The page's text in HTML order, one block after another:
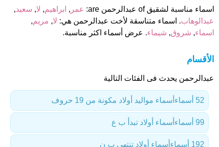
اسماء مناسبة لشقيق of عبدالرحمن are: عمر , ابراهيم, لا, سعيد,
عبدالوهاب. اسماء متناسقة لأخت عبدالرحمن هي: لا, مريم,
اسماء, شروق, شيماء. عرض أسماء اكثر مناسبة.
الأقسام
عبدالرحمن يحدث فى الفئات التالية
أسماء مواليد أولاد مكونة من 19 حروف 52 أسماء
أسماء أولاد تبدأ ب ع 99 أسماء
أسماء أولاد تنتهي ب ن 192 أسماء